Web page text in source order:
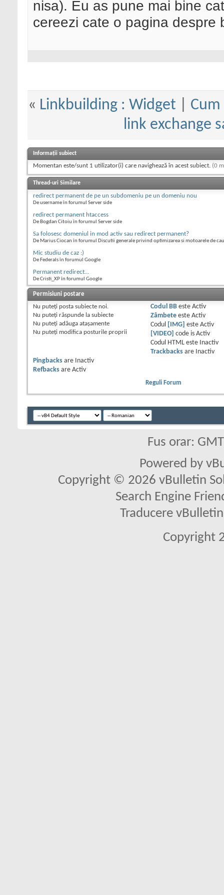
nisa). Eu as pune mai bine
cereezi cate o pagina despre
« Linkbuilding : Widget
link exchange
Informații subiect
Momentan este/sunt 1 utilizator(i) care navighează în acest subiect. (0
Thread-uri Similare
redirect permanent de pe un subdomeniu pe un domeniu nou
De username în forumul Server side
redirect permanent htaccess
De Bogdan Citoiu în forumul Server side
Sa folosesc domeniul in mod activ sau redirect permanent?
De Marius Ciocan în forumul Discutii generale privind optimizarea si motoarele de
Mic studiu de caz :)
De Federals în forumul Google
Permanent redirect...
De Cristi_XP în forumul Google
Permisiuni postare
Nu puteţi posta subiecte noi.
Nu puteţi răspunde la subiecte
Nu puteţi adăuga ataşamente
Nu puteţi modifica posturile proprii
Codul BBeste Activ
Zâmbeteeste Activ
Codul
[IMG] este Activ
[VIDEO]
code is Activ
Codul HTML este
Inactiv
Trackbacksare
Inactiv
Pingbacks are
Inactiv
Refbacks are Activ
Reguli Forum
Fus orar:
Powered by
Copyright © 2026 vBulletin
Search Engine
Traducere
Copyright